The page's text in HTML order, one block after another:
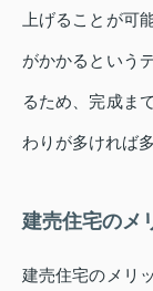
上げることが可
がかかるという
るため、完成ま
わりが多ければ
建売住宅のメ
建売住宅のメリ